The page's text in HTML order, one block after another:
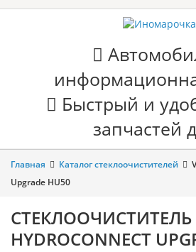
Быстрый и
запчастей
Главная Каталог стеклоочистителей
Upgrade HU50
СТЕКЛООЧИСТИТЕЛЬ
HYDROCONNECT